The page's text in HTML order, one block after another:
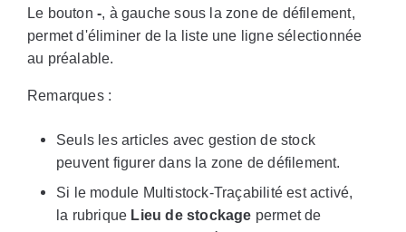
Le bouton -, à gauche sous la zone de défilement,
permet d'éliminer de la liste une ligne sélectionnée
au préalable.
Remarques :
Seuls les articles avec gestion de stock
peuvent figurer dans la zone de défilement.
Si le module Multistock-Traçabilité est activé,
la rubrique Lieu de stockage permet de